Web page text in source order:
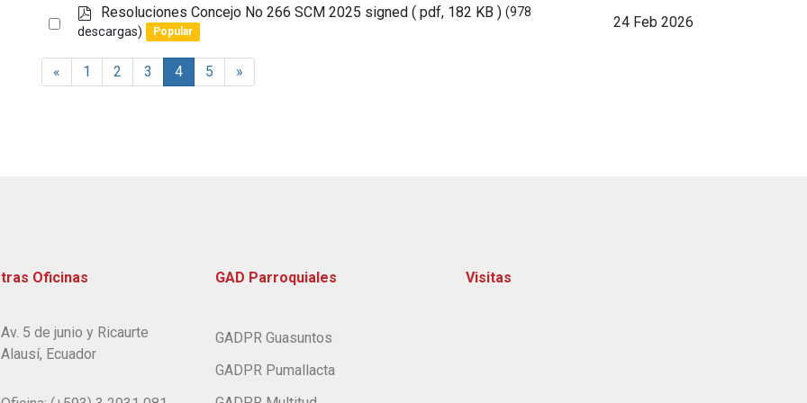
item
Select
item
p
d
Resoluciones Concejo No 266 SCM 2025 signed ( pdf, 182 KB ) (978
descargas)
Popular
24 Feb 2026
« 1 2 3 4 5 »
Oficinas
Av. 5 de junio y Ricaurte
Alausí, Ecuador
GAD Parroquiales
GADPR Guasuntos
GADPR Pumallacta
Visitas